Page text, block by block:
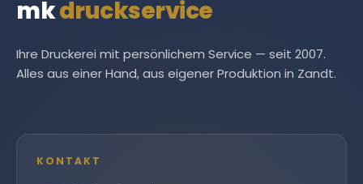
mkdruckservice
Ihre Druckerei mit persönlichem Service — seit 2007.
Alles aus einer Hand, aus eigener Produktion in Zandt.
KONTAKT